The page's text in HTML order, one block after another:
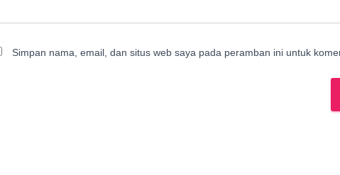
Simpan nama, email, dan situs web saya pada peramban ini untuk